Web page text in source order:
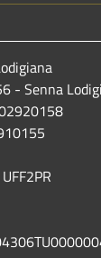
- Senna